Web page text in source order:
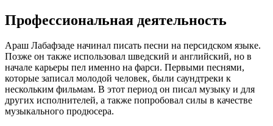
Профессиональная деятельность
Араш Лабафзаде начинал писать песни на персидском языке.
Позже он также использовал шведский и английский, но в
начале карьеры пел именно на фарси. Первыми песнями,
которые записал молодой человек, были саундтреки к
нескольким фильмам. В этот период он писал музыку и для
других исполнителей, а также попробовал силы в качестве
музыкального продюсера.